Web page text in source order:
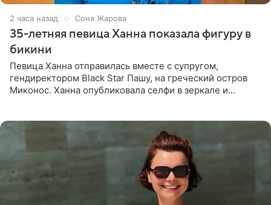
2 часа назад Соня Жарова
35-летняя певица Ханна показала фигуру в
бикини
Певица Ханна отправилась вместе с супругом,
гендиректором Black Star Пашу, на греческий остров
Миконос. Ханна опубликовала селфи в зеркале и